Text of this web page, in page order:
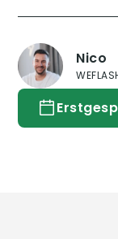
Nico